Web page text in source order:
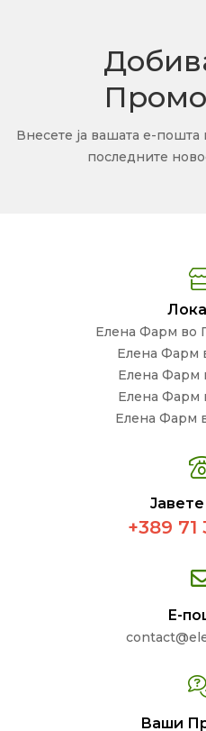
Внесете ја вашата е-пошта
последните
Елена Фарм во
Елена Фарм
Елена Фарм
Елена Фарм
Елена Фарм
+389 71
Е-
Ваши